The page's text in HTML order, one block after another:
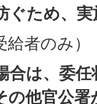
ぐため、
者のみ）
は、委任
の他官公